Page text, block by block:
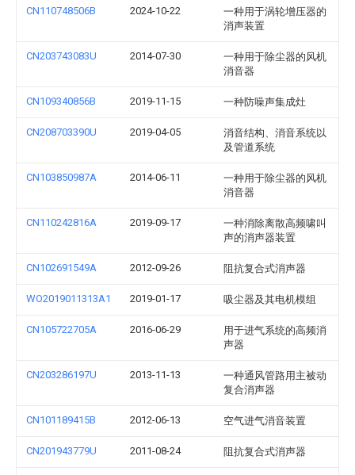
CN110748506B 2024-10-22
一种用于涡轮增压器的
消声装置
CN203743083U 2014-07-30
一种用于除尘器的风机
消音器
CN109340856B 2019-11-15 一种防噪声集成灶
CN208703390U 2019-04-05
消音结构、消音系统以
及管道系统
CN103850987A 2014-06-11
一种用于除尘器的风机
消音器
CN110242816A 2019-09-17
一种消除离散高频啸叫
声的消声器装置
CN102691549A 2012-09-26 阻抗复合式消声器
WO2019011313A1 2019-01-17 吸尘器及其电机模组
CN105722705A 2016-06-29
用于进气系统的高频消
声器
CN203286197U 2013-11-13
一种通风管路用主被动
复合消声器
CN101189415B 2012-06-13 空气进气消音装置
CN201943779U 2011-08-24 阻抗复合式消声器